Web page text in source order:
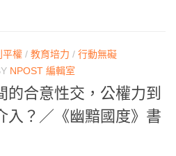
平權 / 教育培力 / 行動無礙
NPOST 編輯室
的合意性交，公權力到
入？／《幽黯國度》書